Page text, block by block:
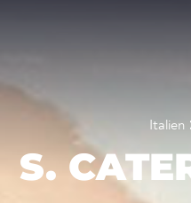
Italien
S.